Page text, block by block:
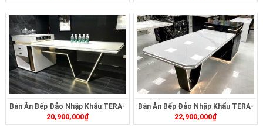
Bàn Ăn Bếp Đảo Nhập Khẩu TERA-
491
20,900,000₫
Bàn Ăn Bếp Đảo Nhập Khẩu TERA-
490
22,900,000₫